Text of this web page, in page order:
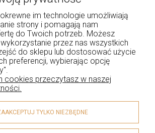
elegancję i uniwersalność. W
te ozdoby nabierają
charakteru, który świetnie
z codziennymi stylizacjami.Subtelna
to doskonały sposób na
do każdego outfitu, jednocześnie
i klasę. Srebro próby 925,
trwałość i odporność na czynniki
im technologie umożliwiają
strony i pomagają nam
do Twoich potrzeb. Możesz
przez nas wszystkich
do sklepu lub dostosować użycie
preferencji, wybierając opcję
cookies przeczytasz w naszej
TYLKO NIEZBĘDNE